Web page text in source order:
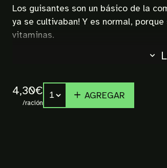
Los guisantes son un básico de la
ya se cultivaban! Y es normal,
vitaminas.
4,30€
/ración
AGREGAR